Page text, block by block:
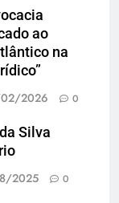
ao
na
2026 0
Silva
2025 0